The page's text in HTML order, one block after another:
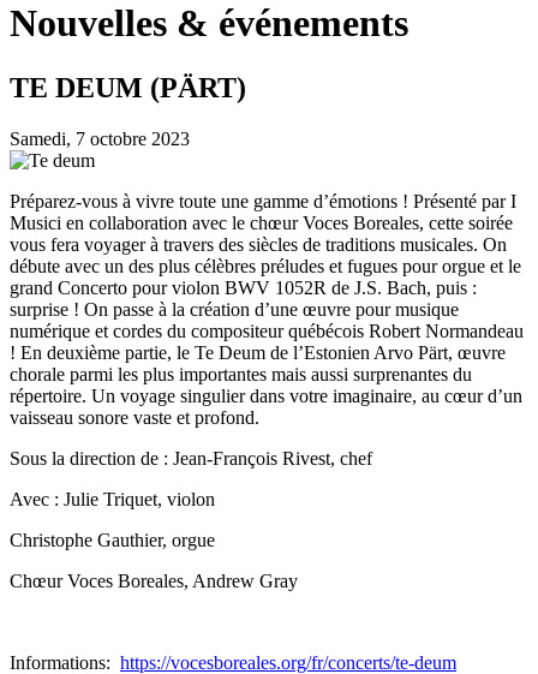
Nouvelles & événements
TE DEUM (PÄRT)
Samedi, 7 octobre 2023
Préparez-vous à vivre toute une gamme d’émotions ! Présenté par I
Musici en collaboration avec le chœur Voces Boreales, cette soirée
vous fera voyager à travers des siècles de traditions musicales. On
débute avec un des plus célèbres préludes et fugues pour orgue et le
grand Concerto pour violon BWV 1052R de J.S. Bach, puis :
surprise ! On passe à la création d’une œuvre pour musique
numérique et cordes du compositeur québécois Robert Normandeau
! En deuxième partie, le Te Deum de l’Estonien Arvo Pärt, œuvre
chorale parmi les plus importantes mais aussi surprenantes du
répertoire. Un voyage singulier dans votre imaginaire, au cœur d’un
vaisseau sonore vaste et profond.
Sous la direction de : Jean-François Rivest, chef
Avec : Julie Triquet, violon
Christophe Gauthier, orgue
Chœur Voces Boreales, Andrew Gray
Informations: https://vocesboreales.org/fr/concerts/te-deum